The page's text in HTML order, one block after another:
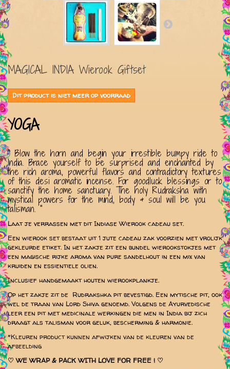
MAGICAL INDIA Wierook Giftset
Dit product is niet meer op voorraad
YOGA
" Blow the horn and begin your irrestible bumpy ride to
India. Brace yourself to be surprised and enchanted by
the rich aroma, powerful flavors and contradictory textures
of this desi aromatic incense. For goodluck blessings or to
sanctify the home sanctuary. The holy Rudraksha with
mystical powers for the mind, body & soul will be you
talisman. "
Laat je verrassen met dit Indiase Wierook cadeau set.
Een wierook set bestaat uit 1 jute cadeau zak voorzien met vrolijk
gekleurde etiket. In het zakje zit een bundel wierookstokjes met
een magische rijke aroma van pure sandelhout in een mix van
kruiden en essientiele olien.
Inclusief handgemaakt houten wierookplankje.
Op het zakje zit de Rudrakshka pit bevestigd. Een mytische pit, ook
wel de traan van Lord Shiva genoemd. Volgens de Ayurvedische
leer een pit met medicinale werkingen die men in India bij zich
draagt als talisman voor geluk, bescherming & harmonie.
*Kleuren product kunnen afwijken van de kleuren van de
afbeelding
♡ WE WRAP & PACK WITH LOVE FOR FREE ! ♡